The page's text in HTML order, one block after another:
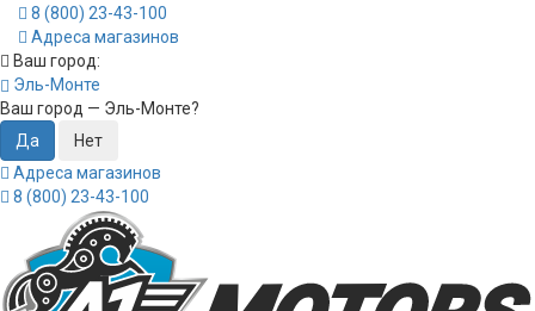
8 (800) 23-43-100
Адреса магазинов
Ваш город:
Эль-Монте
Ваш город — Эль-Монте?
Адреса магазинов
8 (800) 23-43-100